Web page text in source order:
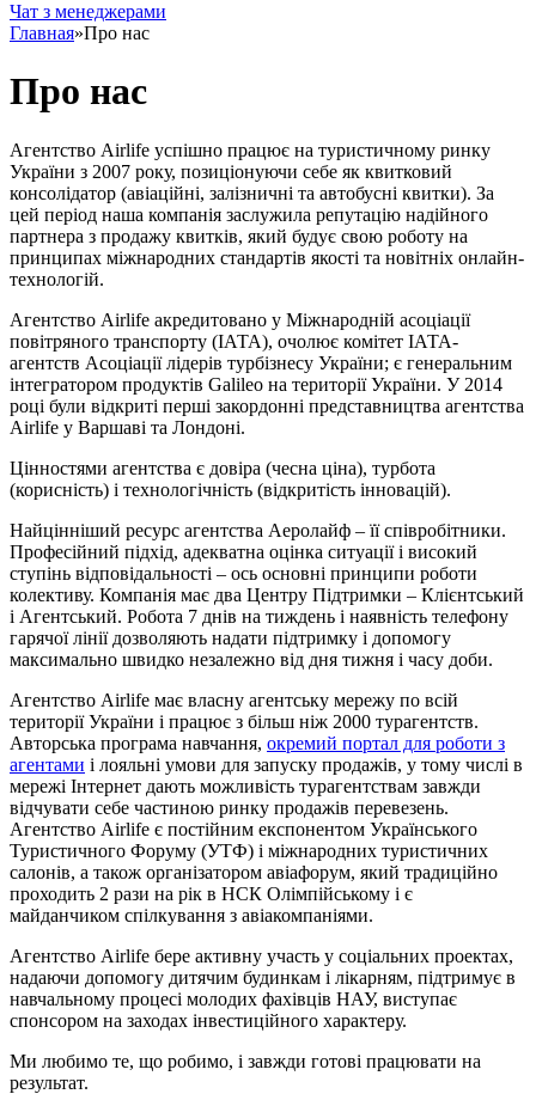
Чат з менеджерами
Главная»Про нас
Про нас
Агентство Airlife успішно працює на туристичному ринку
України з 2007 року, позиціонуючи себе як квитковий
консолідатор (авіаційні, залізничні та автобусні квитки). За
цей період наша компанія заслужила репутацію надійного
партнера з продажу квитків, який будує свою роботу на
принципах міжнародних стандартів якості та новітніх онлайн-
технологій.
Агентство Airlife акредитовано у Міжнародній асоціації
повітряного транспорту (ІАТА), очолює комітет ІАТА-
агентств Асоціації лідерів турбізнесу України; є генеральним
інтегратором продуктів Galileo на території України. У 2014
році були відкриті перші закордонні представництва агентства
Airlife у Варшаві та Лондоні.
Цінностями агентства є довіра (чесна ціна), турбота
(корисність) і технологічність (відкритість інновацій).
Найцінніший ресурс агентства Аеролайф – її співробітники.
Професійний підхід, адекватна оцінка ситуації і високий
ступінь відповідальності – ось основні принципи роботи
колективу. Компанія має два Центру Підтримки – Клієнтський
і Агентський. Робота 7 днів на тиждень і наявність телефону
гарячої лінії дозволяють надати підтримку і допомогу
максимально швидко незалежно від дня тижня і часу доби.
Агентство Airlife має власну агентську мережу по всій
території України і працює з більш ніж 2000 турагентств.
Авторська програма навчання, окремий портал для роботи з
агентами і лояльні умови для запуску продажів, у тому числі в
мережі Інтернет дають можливість турагентствам завжди
відчувати себе частиною ринку продажів перевезень.
Агентство Airlife є постійним експонентом Українського
Туристичного Форуму (УТФ) і міжнародних туристичних
салонів, а також організатором авіафорум, який традиційно
проходить 2 рази на рік в НСК Олімпійському і є
майданчиком спілкування з авіакомпаніями.
Агентство Airlife бере активну участь у соціальних проектах,
надаючи допомогу дитячим будинкам і лікарням, підтримує в
навчальному процесі молодих фахівців НАУ, виступає
спонсором на заходах інвестиційного характеру.
Ми любимо те, що робимо, і завжди готові працювати на
результат.